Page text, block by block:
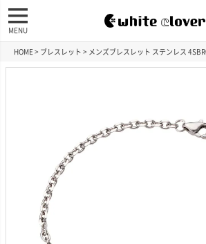
MENU
HOME ブレスレット メンズブレスレット ステンレス